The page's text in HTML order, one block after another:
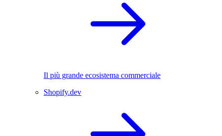
Il più grande ecosistema commerciale
Shopify.dev